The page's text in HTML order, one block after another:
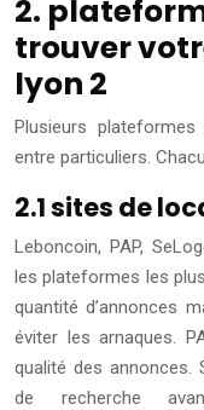
2.
trouver
lyon 2
Plusieurs
entre particuliers.
2.1 sites de
Leboncoin, PAP,
les plateformes les
quantité d’annonces
éviter les arnaques.
qualité des annonces.
de recherche